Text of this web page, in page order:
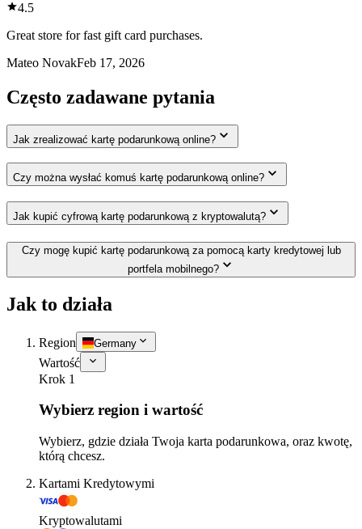
4.5
Great store for fast gift card purchases.
Mateo NovakFeb 17, 2026
Często zadawane pytania
Jak zrealizować kartę podarunkową online?
Czy można wysłać komuś kartę podarunkową online?
Jak kupić cyfrową kartę podarunkową z kryptowalutą?
Czy mogę kupić kartę podarunkową za pomocą karty kredytowej lub
portfela mobilnego?
Jak to działa
Region Germany
Wartość
Krok 1
Wybierz region i wartość
Wybierz, gdzie działa Twoja karta podarunkowa, oraz kwotę,
którą chcesz.
Kartami Kredytowymi
Kryptowalutami